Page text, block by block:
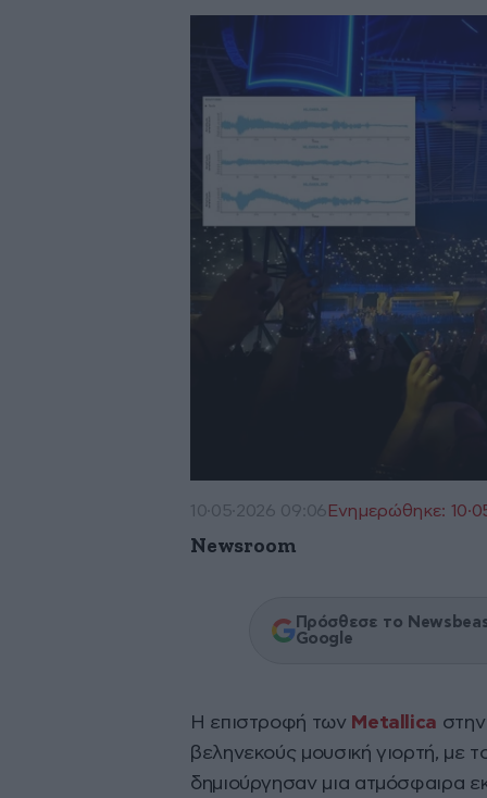
10·05·2026 09:06 Ενημερώθηκε:
Newsroom
Πρόσθεσε το
Google
Η επιστροφή των Metallica
βεληνεκούς μουσική γιορτή, με
δημιούργησαν μια ατμόσφαιρα